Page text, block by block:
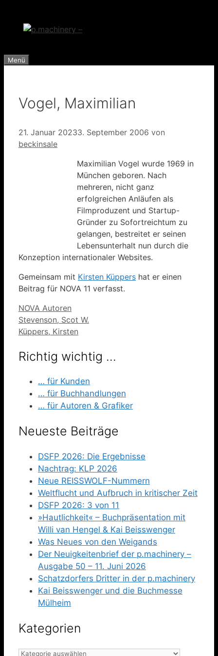
springen
Menü
Vogel, Maximilian
21. Januar 20233. September 2006 von
beckinsale
Maximilian Vogel wurde 1969 in
München geboren. Nach
mehreren, nicht ganz
erfolgreichen Anläufen als
Filmproduzent und Startup-
Gründer zu Sofortreichtum zu
gelangen, bestreitet er seinen
Lebensunterhalt nun durch die
Konzeption internationaler Websites.
Gemeinsam mit Kirsten Küppers hat er einen
Beitrag für NOVA 11 verfasst.
Kategorien
NOVA Autoren
Stevenson, Scot W.
Küppers, Kirsten
Richtig wichtig …
… für Kunden
… für Buchhandlungen
… für Autoren & Grafiker
Neueste Beiträge
DSFP 2026: Die Ergebnisse
Nachtrag: KLP 2026
Neue REISSWOLF-Nummern
Weltflucht und Aufbruch in kritischer Zeit
DSFP 2026: 3 von 11
»Hautlichkeit« – Buchpräsentation mit
Willi van Hengel & Kai Beisswenger
Was Neues von den Weigands
Der Neuigkeitenbrief der p.machinery –
Ausgabe 50 – 11. Juni 2026
Schatzdorfers Dritter in der p.machinery
Kai Beisswenger und die Buchmesse
Mülheim
Kategorien
Kategorien